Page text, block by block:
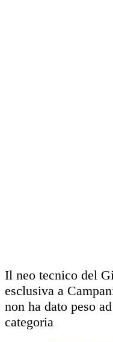
Il neo tecnico del
esclusiva a
non ha dato peso
categoria